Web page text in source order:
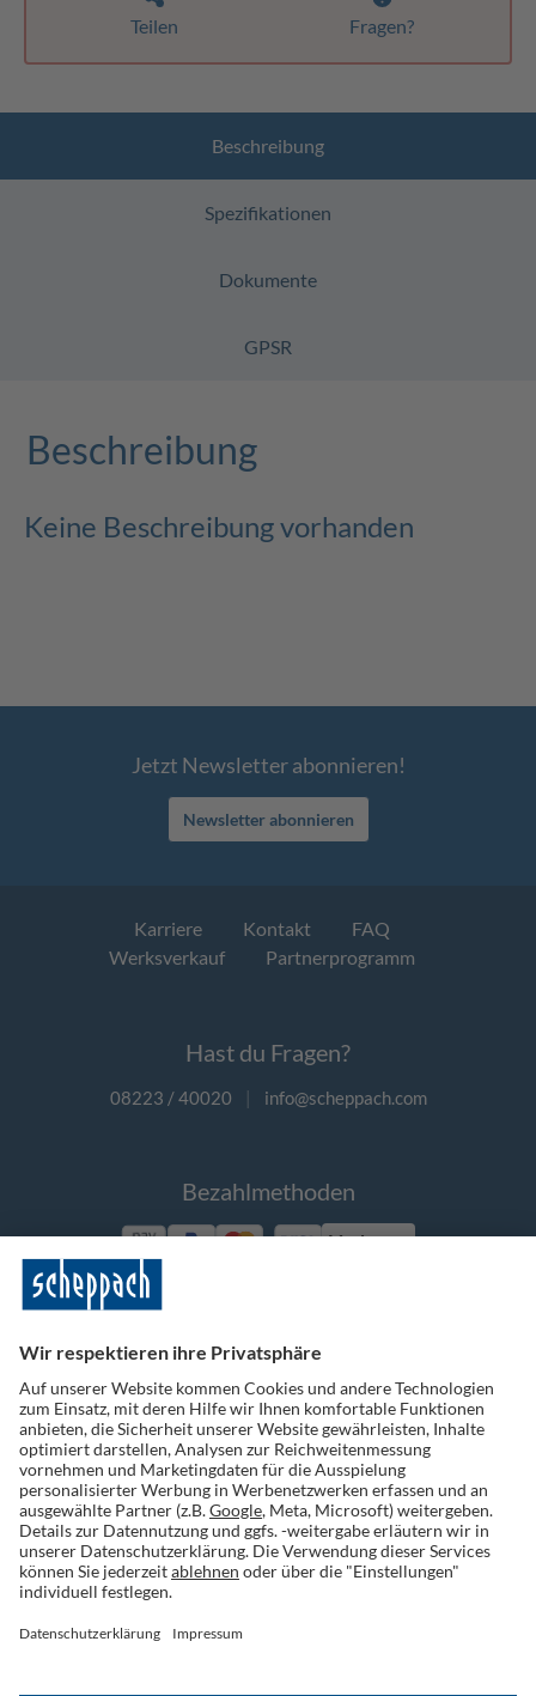
Teilen Fragen?
Beschreibung
Spezifikationen
Dokumente
GPSR
Beschreibung
Keine Beschreibung vorhanden
Jetzt Newsletter abonnieren!
Newsletter abonnieren
Karriere Kontakt
FAQ
Werksverkauf
Partnerprogramm
Hast du Fragen?
08223 / 40020 | info@scheppach.com
Bezahlmethoden
Vorkasse
Folge uns auf Social Media